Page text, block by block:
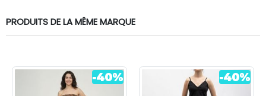
PRODUITS DE LA MÊME MARQUE